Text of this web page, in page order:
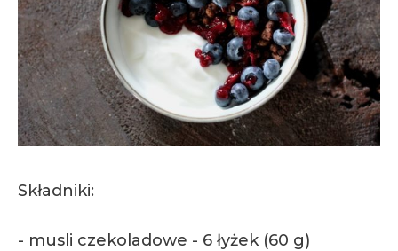
Składniki:
- musli czekoladowe - 6 łyżek (60 g)